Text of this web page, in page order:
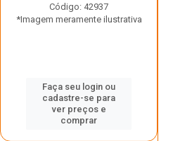
Código: 42937
*Imagem meramente ilustrativa
Faça seu login ou
cadastre-se para
ver preços e
comprar